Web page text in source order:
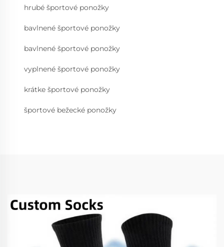
hrubé športové ponožky
bavlnené športové ponožky
bavlnené športové ponožky
vyplnené športové ponožky
krátke športové ponožky
športové bežecké ponožky